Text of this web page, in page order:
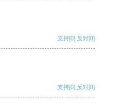
支持[0] 反对[0]
支持[0] 反对[0]